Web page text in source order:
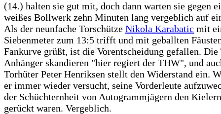
(14.) halten sie gut mit, doch dann warten sie gegen
weißes Bollwerk zehn Minuten lang vergeblich auf
Als der neunfache Torschütze Nikola Karabatic mit
Siebenmeter zum 13:5 trifft und mit geballten
Fankurve grüßt, ist die Vorentscheidung gefallen.
Anhänger skandieren "hier regiert der THW", und
Torhüter Peter Henriksen stellt den Widerstand ein.
er immer wieder versucht, seine Vorderleute
der Schüchternheit von Autogrammjägern den
gerückt waren. Vergeblich.